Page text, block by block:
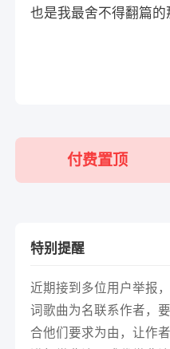
也是我最舍不得翻篇的
付费置顶
特别提醒
近期接到多位用户举报
词歌曲为名联系作者，
合他们要求为由，让作